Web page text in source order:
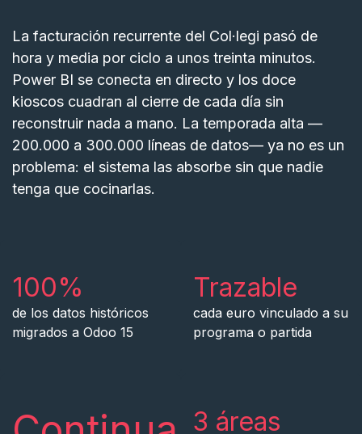
La facturación recurrente del Col·legi pasó de
hora y media por ciclo a unos treinta minutos.
Power BI se conecta en directo y los doce
kioscos cuadran al cierre de cada día sin
reconstruir nada a mano. La temporada alta —
200.000 a 300.000 líneas de datos— ya no es un
problema: el sistema las absorbe sin que nadie
tenga que cocinarlas.
100%
de los datos históricos
migrados a Odoo 15
Trazable
cada euro vinculado a su
programa o partida
3 áreas